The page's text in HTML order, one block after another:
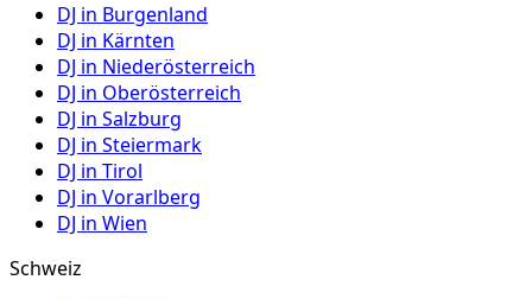
DJ in Burgenland
DJ in Kärnten
DJ in Niederösterreich
DJ in Oberösterreich
DJ in Salzburg
DJ in Steiermark
DJ in Tirol
DJ in Vorarlberg
DJ in Wien
Schweiz